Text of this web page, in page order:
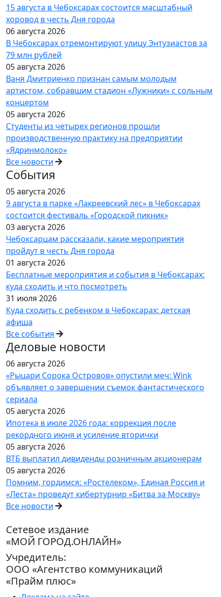
15 августа в Чебоксарах состоится масштабный
хоровод в честь Дня города
06 августа 2026
В Чебоксарах отремонтируют улицу Энтузиастов за
79 млн рублей
05 августа 2026
Ваня Дмитриенко признан самым молодым
артистом, собравшим стадион «Лужники» с сольным
концертом
05 августа 2026
Студенты из четырех регионов прошли
производственную практику на предприятии
«Ядринмолоко»
Все новости
События
05 августа 2026
9 августа в парке «Лакреевский лес» в Чебоксарах
состоится фестиваль «Городской пикник»
03 августа 2026
Чебоксарцам рассказали, какие мероприятия
пройдут в честь Дня города
01 августа 2026
Бесплатные мероприятия и события в Чебоксарах:
куда сходить и что посмотреть
31 июля 2026
Куда сходить с ребенком в Чебоксарах: детская
афиша
Все события
Деловые новости
06 августа 2026
«Рыцари Сорока Островов» опустили меч: Wink
объявляет о завершении съемок фантастического
сериала
05 августа 2026
Ипотека в июле 2026 года: коррекция после
рекордного июня и усиление вторички
05 августа 2026
ВТБ выплатил дивиденды розничным акционерам
05 августа 2026
Помним, гордимся: «Ростелеком», Единая Россия и
«Леста» проведут кибертурнир «Битва за Москву»
Все новости
Сетевое издание
«МОЙ ГОРОД.ОНЛАЙН»
Учредитель:
ООО «Агентство коммуникаций
«Прайм плюс»